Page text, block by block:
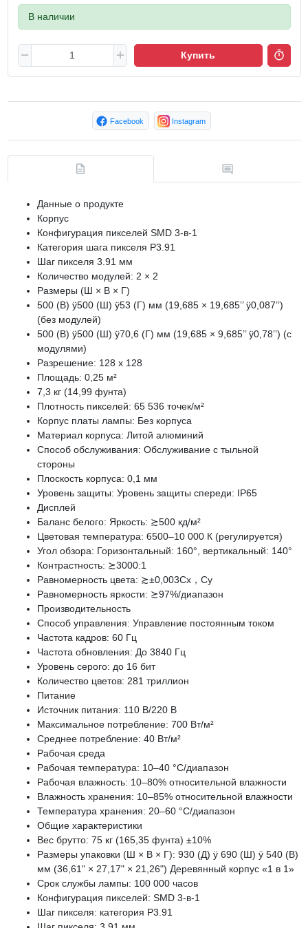
В наличии
Купить
Facebook Instagram
Данные о продукте
Корпус
Конфигурация пикселей SMD 3-в-1
Категория шага пикселя P3.91
Шаг пикселя 3.91 мм
Количество модулей: 2 × 2
Размеры (Ш × В × Г)
500 (В) ÿ500 (Ш) ÿ53 (Г) мм (19,685 × 19,685’’ ÿ0,087’’)
(без модулей)
500 (В) ÿ500 (Ш) ÿ70,6 (Г) мм (19,685 × 9,685’’ ÿ0,78’’) (с
модулями)
Разрешение: 128 x 128
Площадь: 0,25 м²
7,3 кг (14,99 фунта)
Плотность пикселей: 65 536 точек/м²
Корпус платы лампы: Без корпуса
Материал корпуса: Литой алюминий
Способ обслуживания: Обслуживание с тыльной
стороны
Плоскость корпуса: 0,1 мм
Уровень защиты: Уровень защиты спереди: IP65
Дисплей
Баланс белого: Яркость: ≿500 кд/м²
Цветовая температура: 6500–10 000 К (регулируется)
Угол обзора: Горизонтальный: 160°, вертикальный: 140°
Контрастность: ≿3000:1
Равномерность цвета: ≿±0,003Cx，Cy
Равномерность яркости: ≿97%/диапазон
Производительность
Способ управления: Управление постоянным током
Частота кадров: 60 Гц
Частота обновления: До 3840 Гц
Уровень серого: до 16 бит
Количество цветов: 281 триллион
Питание
Источник питания: 110 В/220 В
Максимальное потребление: 700 Вт/м²
Среднее потребление: 40 Вт/м²
Рабочая среда
Рабочая температура: 10–40 °C/диапазон
Рабочая влажность: 10–80% относительной влажности
Влажность хранения: 10–85% относительной влажности
Температура хранения: 20–60 °C/диапазон
Общие характеристики
Вес брутто: 75 кг (165,35 фунта) ±10%
Размеры упаковки (Ш × В × Г): 930 (Д) ÿ 690 (Ш) ÿ 540 ​​(В)
мм (36,61" × 27,17" × 21,26") Деревянный корпус «1 в 1»
Срок службы лампы: 100 000 часов
Конфигурация пикселей: SMD 3-в-1
Шаг пикселя: категория P3.91